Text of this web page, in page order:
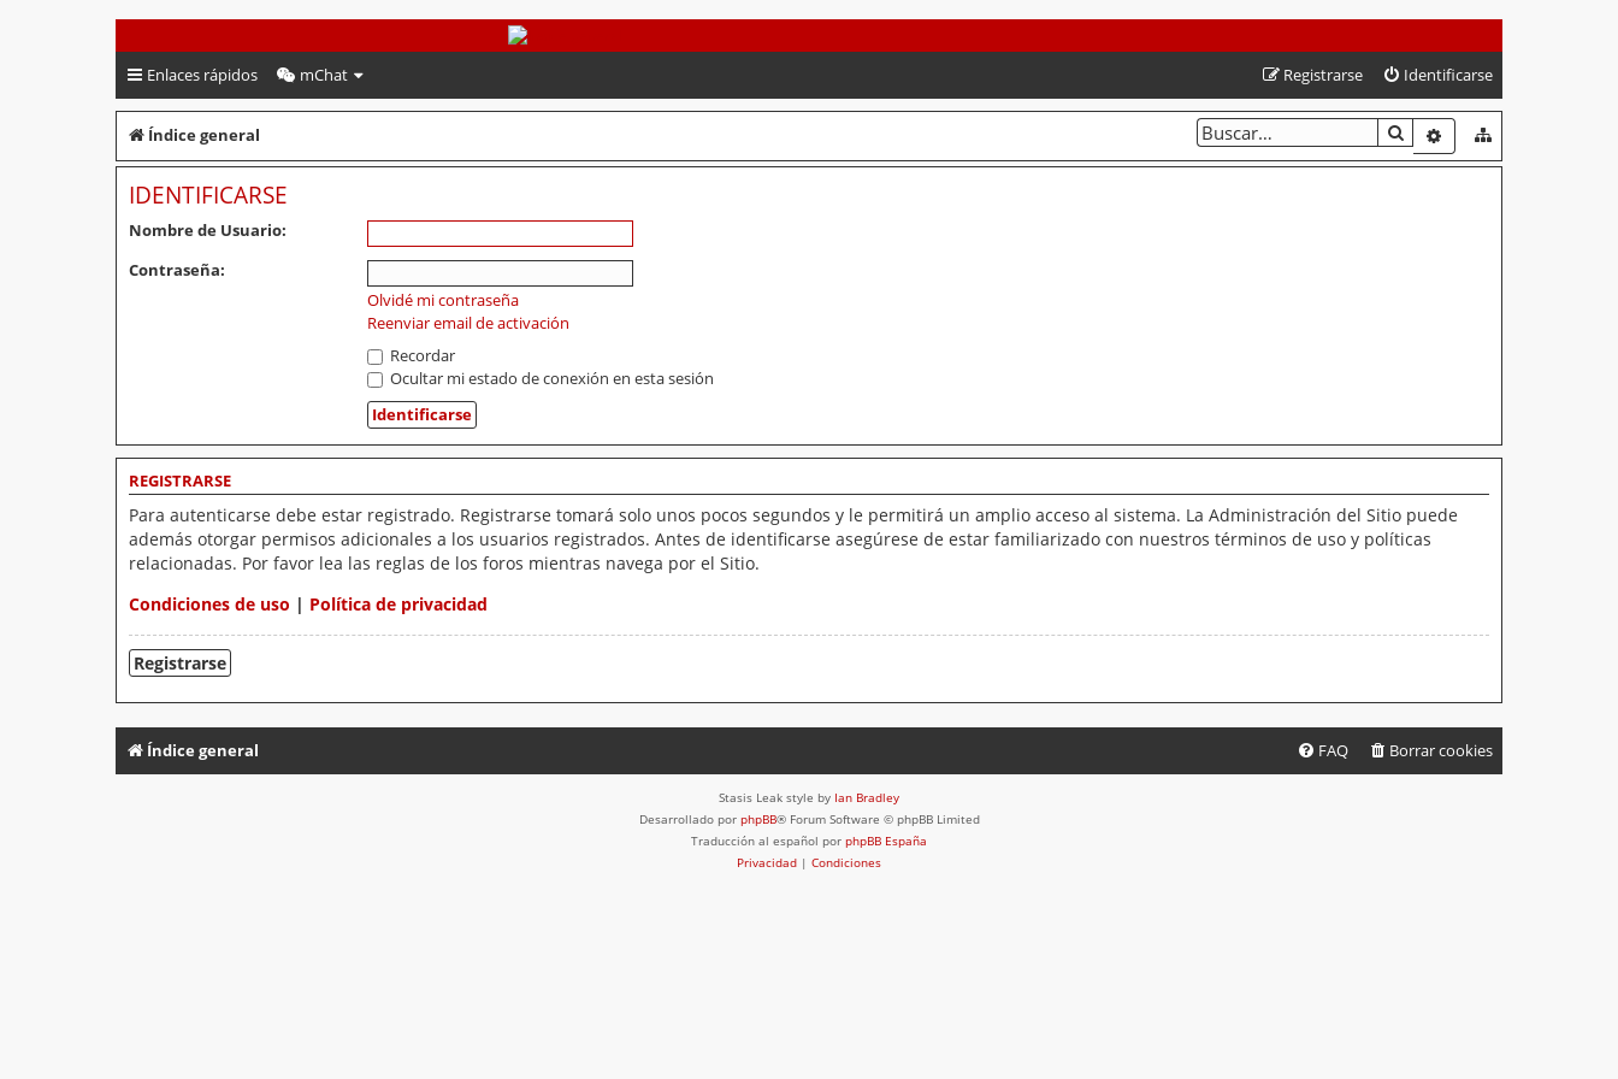
PeruVoley.com
Enlaces rápidos mChat Identificarse
Registrarse
Índice general BUSCARBÚSQUEDA
IDENTIFICARSE
Nombre de Usuario:
Contraseña:
Olvidé mi contraseña
Reenviar email de activación
Recordar
Ocultar mi estado de conexión en esta sesión
REGISTRARSE
Para autenticarse debe estar registrado. Registrarse tomará solo unos pocos segundos y le permitirá un amplio acceso al sistema. La Administración del Sitio puede
además otorgar permisos adicionales a los usuarios registrados. Antes de identificarse asegúrese de estar familiarizado con nuestros términos de uso y políticas
relacionadas. Por favor lea las reglas de los foros mientras navega por el Sitio.
Condiciones de uso | Política de privacidad
Registrarse
Índice general Borrar cookies
FAQ
Stasis Leak style by Ian Bradley
Desarrollado por phpBB® Forum Software © phpBB Limited
Traducción al español por phpBB España
Privacidad | Condiciones